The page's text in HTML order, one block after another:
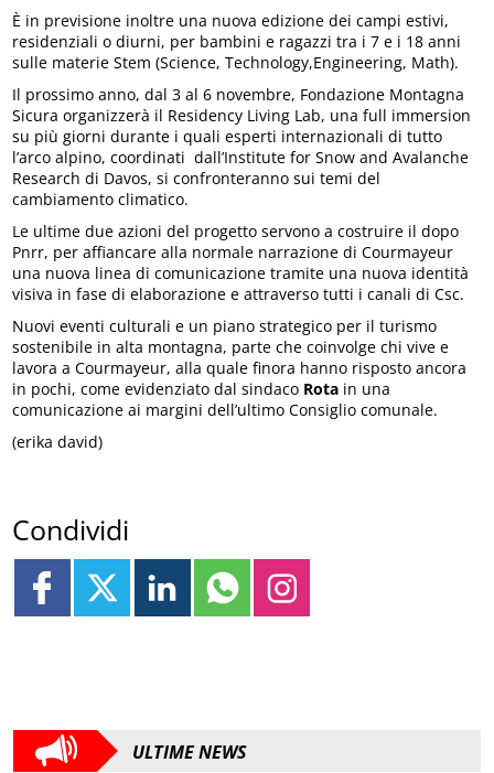
È in previsione inoltre una nuova edizione dei campi estivi,
residenziali o diurni, per bambini e ragazzi tra i 7 e i 18 anni
sulle materie Stem (Science, Technology,Engineering, Math).
Il prossimo anno, dal 3 al 6 novembre, Fondazione Montagna
Sicura organizzerà il Residency Living Lab, una full immersion
su più giorni durante i quali esperti internazionali di tutto
l’arco alpino, coordinati dall’Institute for Snow and Avalanche
Research di Davos, si confronteranno sui temi del
cambiamento climatico.
Le ultime due azioni del progetto servono a costruire il dopo
Pnrr, per affiancare alla normale narrazione di Courmayeur
una nuova linea di comunicazione tramite una nuova identità
visiva in fase di elaborazione e attraverso tutti i canali di Csc.
Nuovi eventi culturali e un piano strategico per il turismo
sostenibile in alta montagna, parte che coinvolge chi vive e
lavora a Courmayeur, alla quale finora hanno risposto ancora
in pochi, come evidenziato dal sindaco Rota in una
comunicazione ai margini dell’ultimo Consiglio comunale.
(erika david)
Condividi
ULTIME NEWS